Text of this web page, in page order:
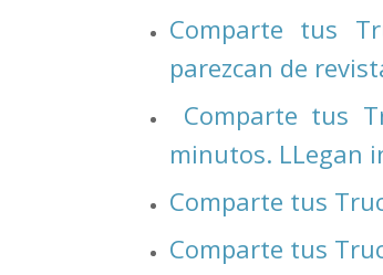
Comparte tus
parezcan de
Comparte tus
minutos. LLegan
Comparte tus
Comparte tus